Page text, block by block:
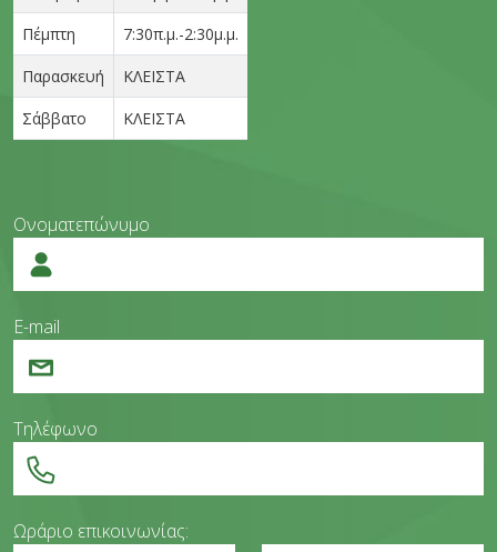
Πέμπτη
7:30π.μ.-2:30μ.μ.
Παρασκευή
ΚΛΕΙΣΤΑ
Σάββατο
ΚΛΕΙΣΤΑ
Ονοματεπώνυμο
E-mail
Τηλέφωνο
Ωράριο επικοινωνίας: